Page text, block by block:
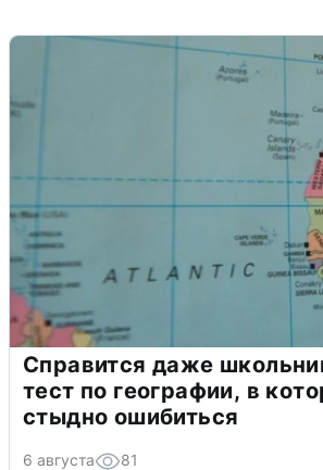
Справится даже
тест по географии, в
стыдно ошибиться
6 августа 81